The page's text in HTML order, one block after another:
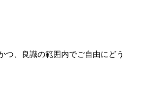
つ、良識の範囲内でご自由にどう